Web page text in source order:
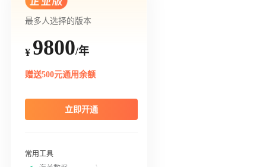
最多人选择的版本
¥ 9800/年
赠送500元通用余额
立即开通
常用工具